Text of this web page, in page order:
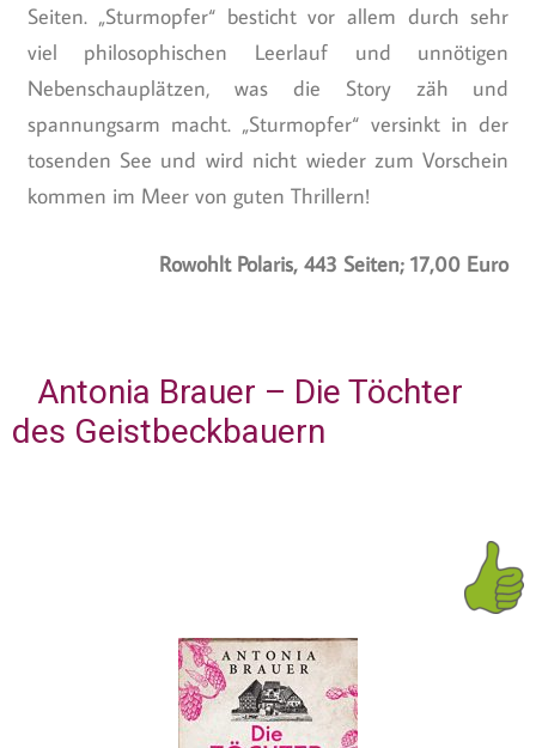
Seiten. „Sturmopfer“ besticht vor allem durch sehr
viel philosophischen Leerlauf und unnötigen
Nebenschauplätzen, was die Story zäh und
spannungsarm macht. „Sturmopfer“ versinkt in der
tosenden See und wird nicht wieder zum Vorschein
kommen im Meer von guten Thrillern!
Rowohlt Polaris, 443 Seiten; 17,00 Euro
Antonia Brauer – Die Töchter
des Geistbeckbauern